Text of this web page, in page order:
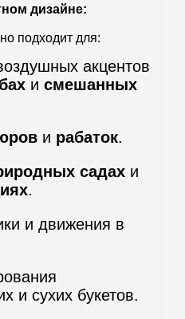
дизайне:
подходит для:
акцентов
и смешанных
и рабаток.
садах и
.
и движения в
и сухих букетов.